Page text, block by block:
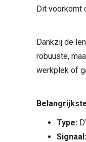
Dit voorkomt
Dankzij de
robuuste,
werkplek of
Type:
Signaal: